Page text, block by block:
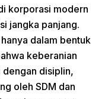
korporasi modern
jangka panjang.
dalam bentuk
keberanian
disiplin,
oleh SDM dan